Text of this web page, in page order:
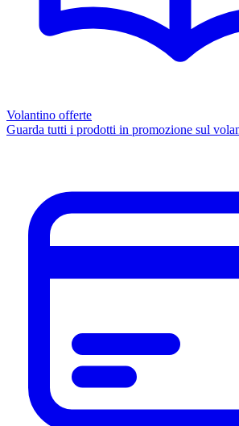
Volantino offerte
Guarda tutti i prodotti in promozione sul